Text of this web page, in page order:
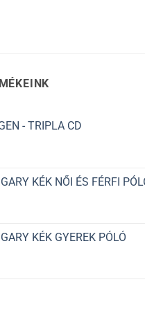
- TRIPLA CD
KÉK NŐI ÉS FÉRFI
KÉK GYEREK PÓLÓ